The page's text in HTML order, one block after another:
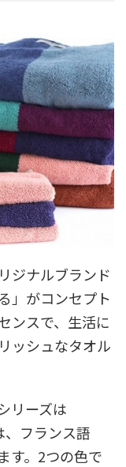
ジナルブランド
」がコンセプト
ンスで、生活に
ッシュなタオル
リーズは
、フランス語
す。2つの色で